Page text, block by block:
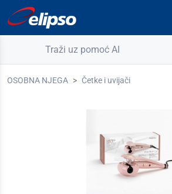
Traži uz pomoć AI
OSOBNA NJEGA Četke i uvijači